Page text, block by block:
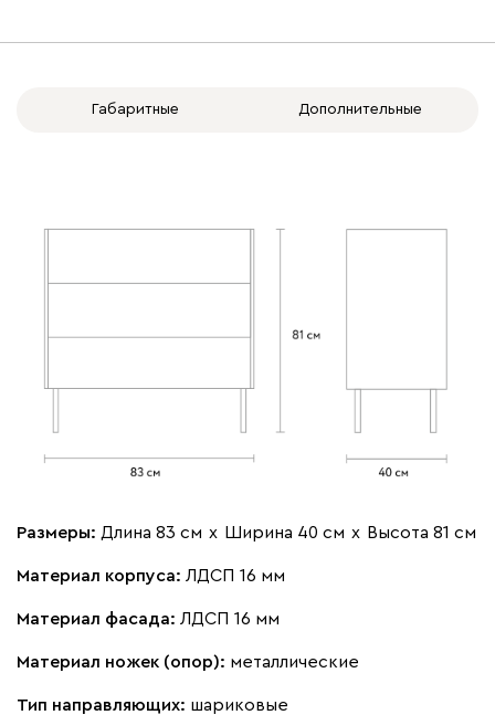
Габаритные Дополнительные
Размеры: Длина 83 см х Ширина 40 см х Высота 81 см
Материал корпуса: ЛДСП 16 мм
Материал фасада: ЛДСП 16 мм
Материал ножек (опор): металлические
Тип направляющих: шариковые